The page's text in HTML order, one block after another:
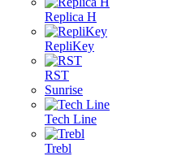
Replica H
RepliKey
RST
Sunrise
Tech Line
Trebl